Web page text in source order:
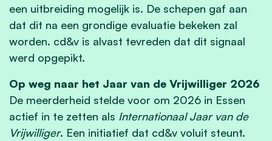
een uitbreiding mogelijk is. De schepen gaf aan
dat dit na een grondige evaluatie bekeken zal
worden. cd&v is alvast tevreden dat dit signaal
werd opgepikt.
Op weg naar het Jaar van de Vrijwilliger 2026
De meerderheid stelde voor om 2026 in Essen
actief in te zetten als Internationaal Jaar van de
Vrijwilliger. Een initiatief dat cd&v voluit steunt.